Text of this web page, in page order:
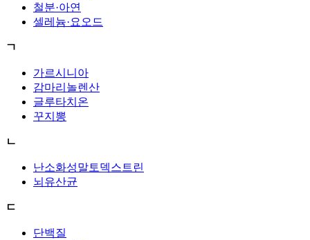
철분·아연
셀레늄·요오드
ㄱ
가르시니아
감마리놀렌산
글루타치온
꾸지뽕
ㄴ
난소화성말토덱스트린
뇌유산균
ㄷ
단백질